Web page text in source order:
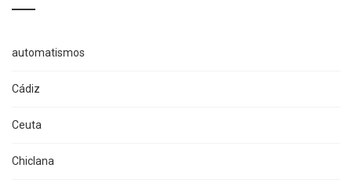
automatismos
Cádiz
Ceuta
Chiclana